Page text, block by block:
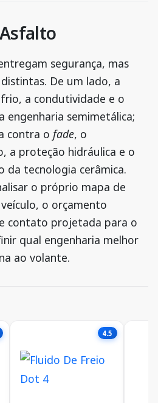
segurança, mas
De um lado, a
a condutividade e o
engenharia semimetálica;
contra o fade, o
a proteção hidráulica e o
da tecnologia cerâmica.
o próprio mapa de
o orçamento
contato projetada para o
qual engenharia melhor
ao volante.
4.5